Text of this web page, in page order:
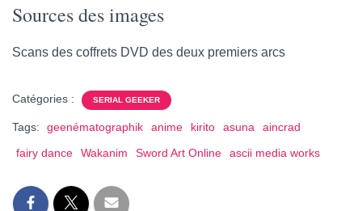
Sources des images
Scans des coffrets DVD des deux premiers arcs
Catégories : SERIAL GEEKER
Tags: geenématographik anime kirito asuna
aincrad
fairy dance
Wakanim Sword Art Online ascii media works